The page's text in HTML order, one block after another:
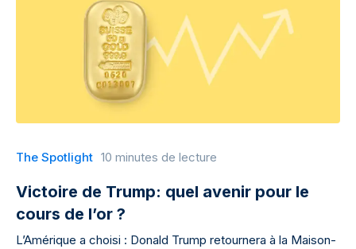
The Spotlight 10 minutes de lecture
Victoire de Trump: quel avenir pour le
cours de l’or ?
L’Amérique a choisi : Donald Trump retournera à la Maison-